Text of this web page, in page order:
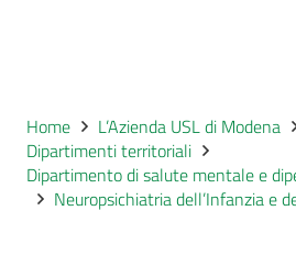
Home
L’Azienda USL di Modena
Dipartimenti territoriali
Dipartimento di salute mentale e
Neuropsichiatria dell’Infanzia e